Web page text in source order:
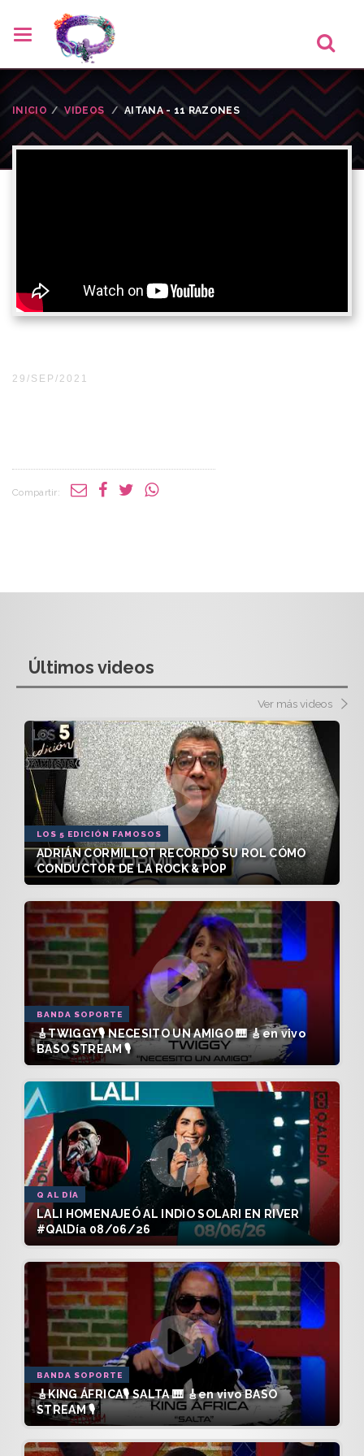
INICIO VIDEOS AITANA - 11 RAZONES
29/SEP/2021
Compartir:
Últimos videos
Ver más videos
LOS 5 EDICIÓN FAMOSOS
ADRIÁN CORMILLOT RECORDÓ SU ROL CÓMO
CONDUCTOR DE LA ROCK & POP
BANDA SOPORTE
🎸TWIGGY🎙️ NECESITO UN AMIGO 🎹 🎸en vivo
BASO STREAM 🎙️
Q AL DÍA
LALI HOMENAJEÓ AL INDIO SOLARI EN RIVER
#QAlDía 08/06/26
BANDA SOPORTE
🎸KING ÁFRICA🎙️ SALTA 🎹 🎸en vivo BASO
STREAM 🎙️